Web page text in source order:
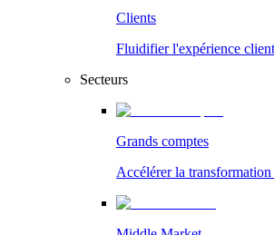
Clients
Fluidifier l'expérience client
Secteurs
Grands comptes
Accélérer la